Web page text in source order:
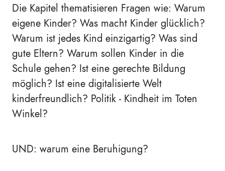
Die Kapitel thematisieren Fragen wie: Warum
eigene Kinder? Was macht Kinder glücklich?
Warum ist jedes Kind einzigartig? Was sind
gute Eltern? Warum sollen Kinder in die
Schule gehen? Ist eine gerechte Bildung
möglich? Ist eine digitalisierte Welt
kinderfreundlich? Politik - Kindheit im Toten
Winkel?
UND: warum eine Beruhigung?